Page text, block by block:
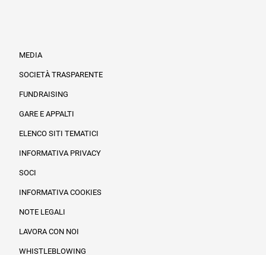
MEDIA
SOCIETÀ TRASPARENTE
FUNDRAISING
GARE E APPALTI
ELENCO SITI TEMATICI
INFORMATIVA PRIVACY
SOCI
INFORMATIVA COOKIES
NOTE LEGALI
LAVORA CON NOI
WHISTLEBLOWING